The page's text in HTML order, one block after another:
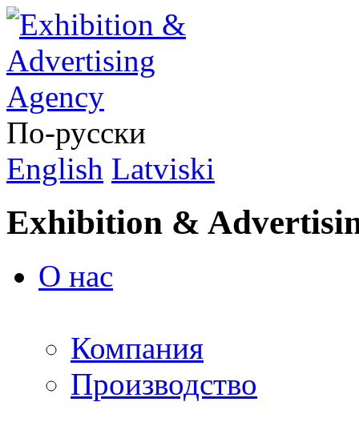
По-русски
English Latviski
Exhibition &
О нас
Компания
Производство